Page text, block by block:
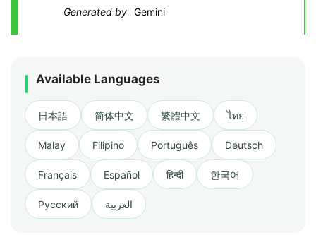
Generated by Gemini
Available Languages
日本語 简体中文 繁體中文 ไทย
Malay Filipino Português Deutsch
Français Español हिन्दी 한국어
Русский العربية